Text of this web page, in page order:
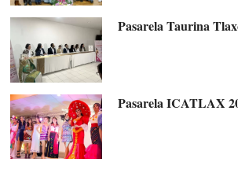
Pasarela Taurina
Pasarela ICATLAX